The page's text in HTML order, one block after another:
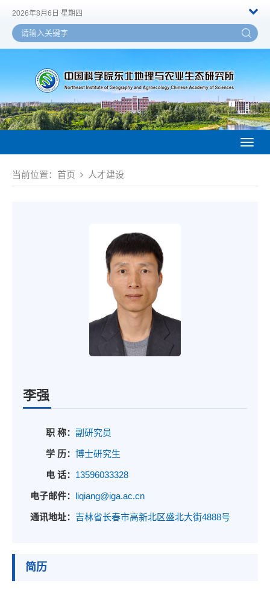
2026年8月6日 星期四
当前位置： 首页 人才建设
李强
职 称： 副研究员
学 历： 博士研究生
电 话： 13596033328
电子邮件： liqiang@iga.ac.cn
通讯地址： 吉林省长春市高新北区盛北大街4888号
简历